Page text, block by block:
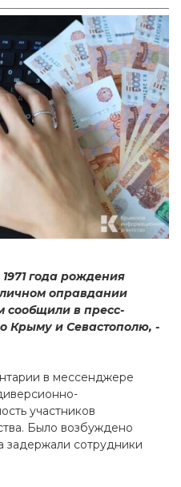
года рождения
оправдании
сообщили в пресс-
Крыму и Севастополю, -
в мессенджере
участников
Было возбуждено
задержали сотрудники